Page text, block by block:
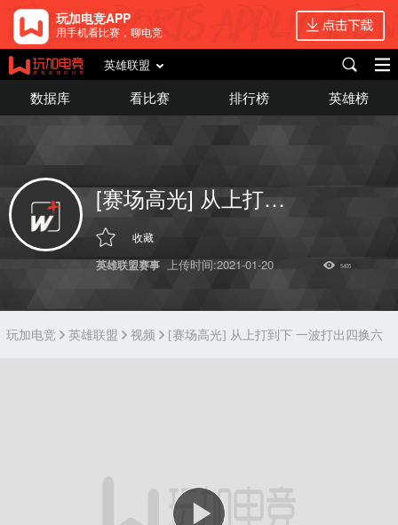
玩加电竞APP
用手机看比赛，聊电竞
英雄联盟
数据库 看比赛 排行榜 英雄榜
[赛场高光] 从上打到下 一波打出四换六
收藏
英雄联盟赛事 上传时间:2021-01-20 5405
玩加电竞 英雄联盟 视频 [赛场高光] 从上打到下 一波打出四换六